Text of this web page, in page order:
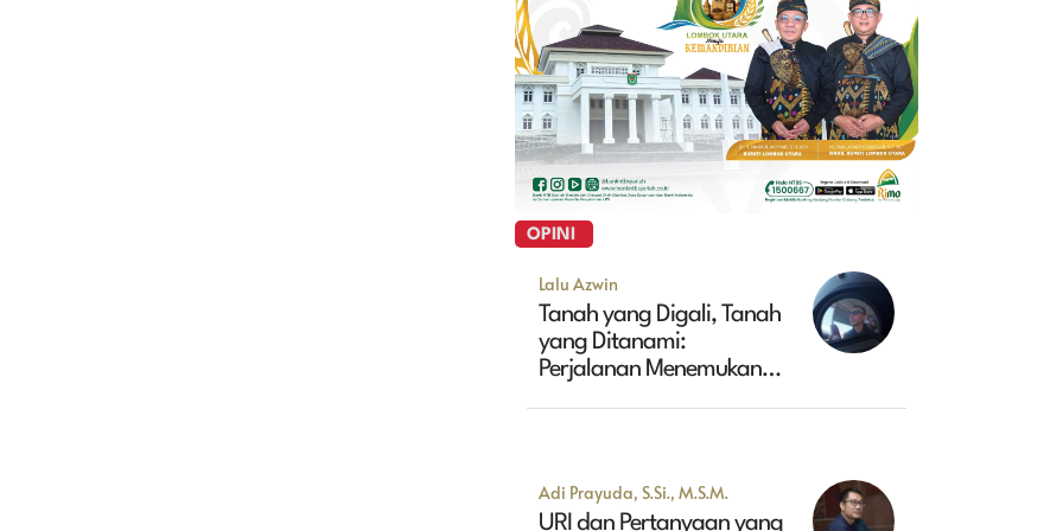
OPINI
Lalu Azwin
Tanah yang Digali, Tanah
yang Ditanami:
Perjalanan Menemukan
Adi Prayuda, S.Si., M.S.M.
URI dan Pertanyaan yang